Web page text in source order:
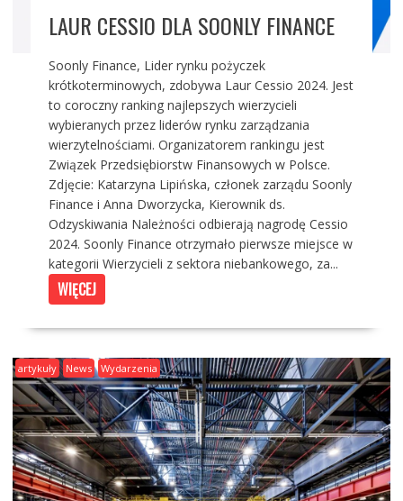
LAUR CESSIO DLA SOONLY FINANCE
Soonly Finance, Lider rynku pożyczek
krótkoterminowych, zdobywa Laur Cessio 2024. Jest
to coroczny ranking najlepszych wierzycieli
wybieranych przez liderów rynku zarządzania
wierzytelnościami. Organizatorem rankingu jest
Związek Przedsiębiorstw Finansowych w Polsce.
Zdjęcie: Katarzyna Lipińska, członek zarządu Soonly
Finance i Anna Dworzycka, Kierownik ds.
Odzyskiwania Należności odbierają nagrodę Cessio
2024. Soonly Finance otrzymało pierwsze miejsce w
kategorii Wierzycieli z sektora niebankowego, za...
WIĘCEJ
artykuły News Wydarzenia